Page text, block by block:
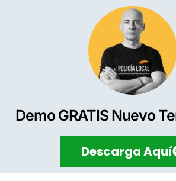
Demo GRATIS Nuevo
Descarga Aquí